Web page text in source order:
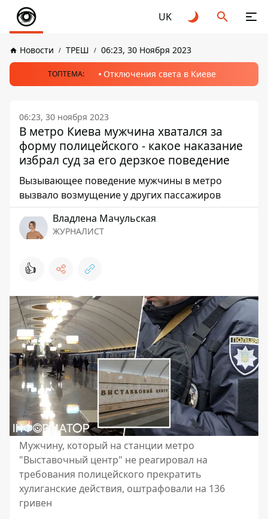
UK
Новости ТРЕШ 06:23, 30 Ноября 2023
ТОПТЕМА: Отключения света в Киеве
06:23, 30 ноября 2023
В метро Киева мужчина хватался за
форму полицейского - какое наказание
избрал суд за его дерзкое поведение
Вызывающее поведение мужчины в метро
вызвало возмущение у других пассажиров
Владлена Мачульская
ЖУРНАЛИСТ
👍
Мужчину, который на станции метро
"Выставочный центр" не реагировал на
требования полицейского прекратить
хулиганские действия, оштрафовали на 136
гривен